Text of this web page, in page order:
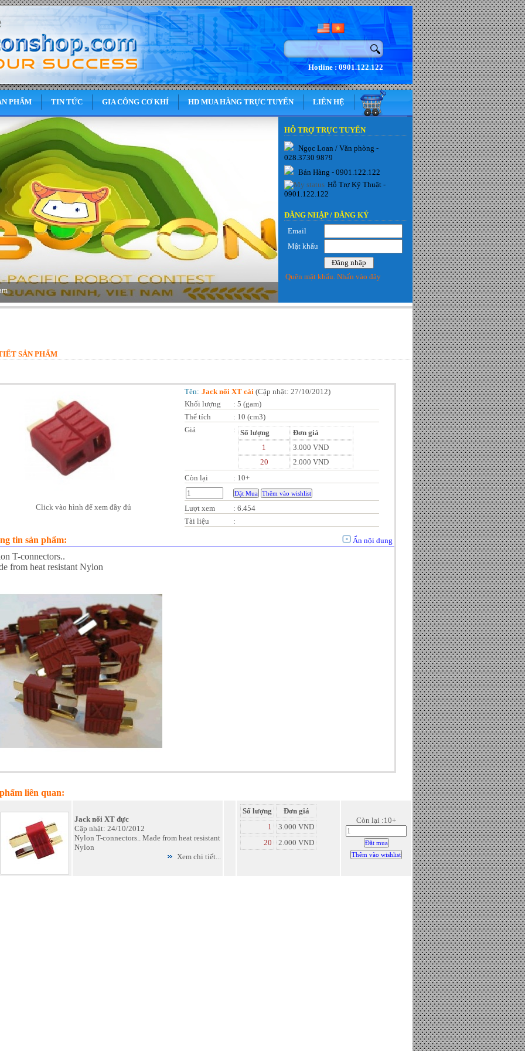
Hotline : 0901.122.122
PHẨM TIN TỨC GIA CÔNG CƠ KHÍ HD MUA HÀNG TRỰC TUYẾN LIÊN HỆ
HỖ TRỢ TRỰC TUYẾN
Ngọc Loan / Văn phòng -
028.3730 9879
Bán Hàng - 0901.122.122
Hỗ Trợ Kỹ Thuật -
0901.122.122
ĐĂNG NHẬP / ĐĂNG KÝ
Email
Mật khẩu
Quên mật khẩu. Nhấn vào đây
SẢN PHẨM
Click vào hình để xem đầy đủ
Tên: Jack nối XT cái (Cập nhật: 27/10/2012)
Khối lượng
: 5 (gam)
Thể tích
: 10 (cm3)
Giá
: Số lượng
Đơn giá
1
3.000 VND
20
2.000 VND
Còn lại
: 10+
Lượt xem : 6.454
Tài liệu
:
tin sản phẩm: Ẩn nội dung
T-connectors..
from heat resistant Nylon
liên quan:
Jack nối XT đực
Cập nhật: 24/10/2012
Nylon T-connectors.. Made from heat resistant
Nylon
Xem chi tiết...
Số lượng
Đơn giá
1
3.000 VND
20
2.000 VND
Còn lại :10+